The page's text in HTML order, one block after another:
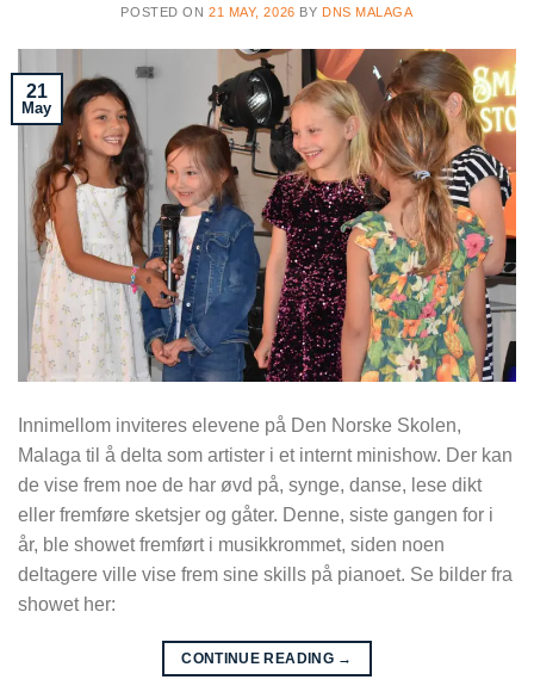
POSTED ON 21 MAY, 2026 BY DNS MALAGA
21
May
Innimellom inviteres elevene på Den Norske Skolen,
Malaga til å delta som artister i et internt minishow. Der kan
de vise frem noe de har øvd på, synge, danse, lese dikt
eller fremføre sketsjer og gåter. Denne, siste gangen for i
år, ble showet fremført i musikkrommet, siden noen
deltagere ville vise frem sine skills på pianoet. Se bilder fra
showet her:
CONTINUE READING →